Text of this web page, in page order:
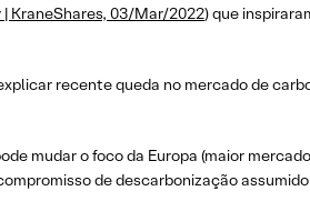
KraneShares, 03/Mar/2022) que
recente queda no mercado de
mudar o foco da Europa (maior
de descarbonização